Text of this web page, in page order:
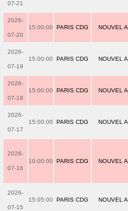
07-21
2026-
07-20
15:00:00 PARIS CDG NOUVEL
2026-
07-19
15:00:00 PARIS CDG NOUVEL
2026-
07-18
15:00:00 PARIS CDG NOUVEL
2026-
07-17
15:00:00 PARIS CDG NOUVEL
2026-
07-16
10:00:00 PARIS CDG NOUVEL
2026-
07-15
15:05:00 PARIS CDG NOUVEL